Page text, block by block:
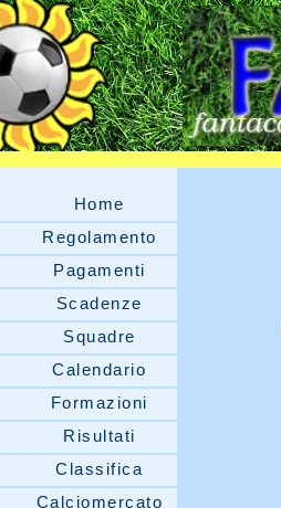
Home
Regolamento
Pagamenti
Scadenze
Squadre
Calendario
Formazioni
Risultati
Classifica
Calciomercato